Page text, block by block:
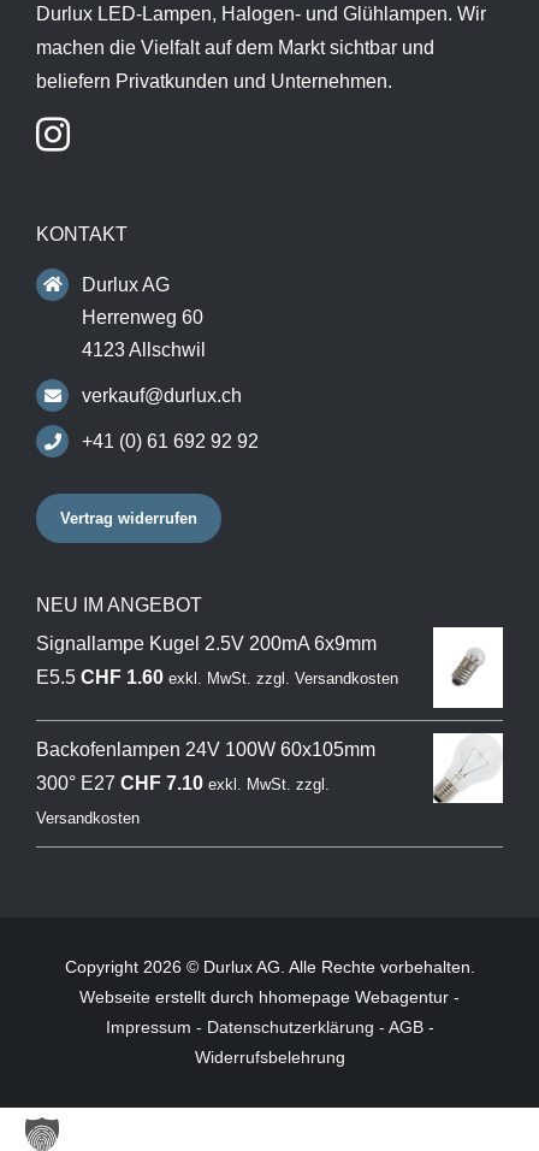
Durlux LED-Lampen, Halogen- und Glühlampen. Wir
machen die Vielfalt auf dem Markt sichtbar und
beliefern Privatkunden und Unternehmen.
KONTAKT
Durlux AG
Herrenweg 60
4123 Allschwil
verkauf@durlux.ch
+41 (0) 61 692 92 92
Vertrag widerrufen
NEU IM ANGEBOT
Signallampe Kugel 2.5V 200mA 6x9mm
E5.5 CHF1.60 exkl. MwSt. zzgl. Versandkosten
Backofenlampen 24V 100W 60x105mm
300° E27 CHF7.10 exkl. MwSt. zzgl.
Versandkosten
Copyright 2026 © Durlux AG. Alle Rechte vorbehalten.
Webseite erstellt durch hhomepage Webagentur -
Impressum - Datenschutzerklärung - AGB-
Widerrufsbelehrung